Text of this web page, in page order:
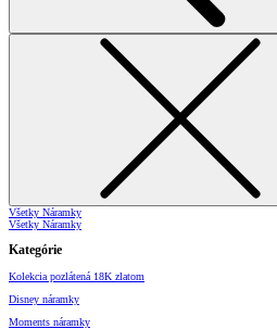
Všetky Náramky
Všetky Náramky
Kategórie
Kolekcia pozlátená 18K zlatom
Disney náramky
Moments náramky